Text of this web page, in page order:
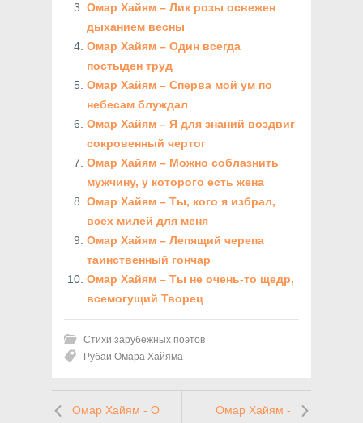
Омар Хайям – Лик розы освежен
дыханием весны
Омар Хайям – Один всегда
постыден труд
Омар Хайям – Сперва мой ум по
небесам блуждал
Омар Хайям – Я для знаний воздвиг
сокровенный чертог
Омар Хайям – Можно соблазнить
мужчину, у которого есть жена
Омар Хайям – Ты, кого я избрал,
всех милей для меня
Омар Хайям – Лепящий черепа
таинственный гончар
Омар Хайям – Ты не очень-то щедр,
всемогущий Творец
Стихи зарубежных поэтов
Рубаи Омара Хайяма
Омар Хайям - О
Омар Хайям -